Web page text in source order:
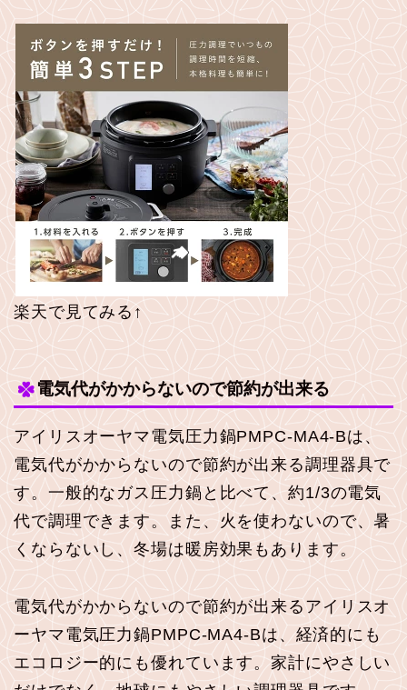
楽天で見てみる↑
電気代がかからないので節約が出来る
アイリスオーヤマ電気圧力鍋PMPC-MA4-Bは、
電気代がかからないので節約が出来る調理器具で
す。一般的なガス圧力鍋と比べて、約1/3の電気
代で調理できます。また、火を使わないので、暑
くならないし、冬場は暖房効果もあります。
電気代がかからないので節約が出来るアイリスオ
ーヤマ電気圧力鍋PMPC-MA4-Bは、経済的にも
エコロジー的にも優れています。家計にやさしい